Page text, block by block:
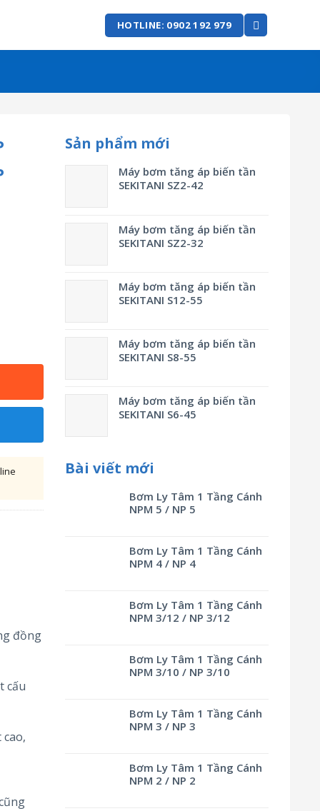
HOTLINE: 0902 192 979
Sản phẩm mới
Máy bơm tăng áp biến tần
SEKITANI SZ2-42
Máy bơm tăng áp biến tần
SEKITANI SZ2-32
Máy bơm tăng áp biến tần
SEKITANI S12-55
Máy bơm tăng áp biến tần
SEKITANI S8-55
Máy bơm tăng áp biến tần
SEKITANI S6-45
Bài viết mới
Bơm Ly Tâm 1 Tầng Cánh
NPM 5 / NP 5
Bơm Ly Tâm 1 Tầng Cánh
NPM 4 / NP 4
Bơm Ly Tâm 1 Tầng Cánh
NPM 3/12 / NP 3/12
Bơm Ly Tâm 1 Tầng Cánh
NPM 3/10 / NP 3/10
Bơm Ly Tâm 1 Tầng Cánh
NPM 3 / NP 3
Bơm Ly Tâm 1 Tầng Cánh
NPM 2 / NP 2
đồng
cấu